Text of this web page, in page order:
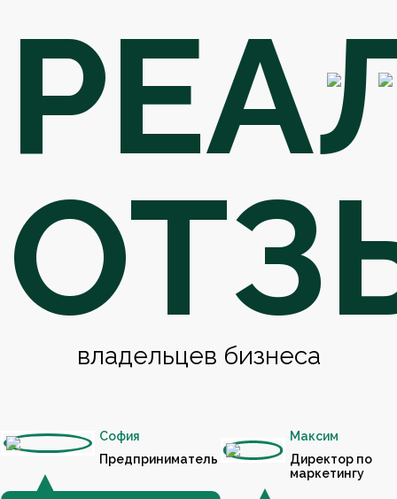
владельцев бизнеса
София
Предприниматель
Максим
Директор по
маркетингу